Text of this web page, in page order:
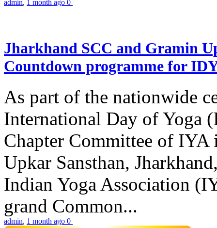
admin, 1 month ago 0
Jharkhand SCC and Gramin
Countdown programme for
As part of the nationwide
International Day of Yoga
Chapter Committee of
Upkar Sansthan,
Indian Yoga Association
grand Common...
admin, 1 month ago 0